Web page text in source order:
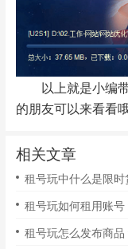
以上就是小编带
的朋友可以来看看哦
相关文章
租号玩中什么是限
租号玩如何租用账
租号玩怎么发布商